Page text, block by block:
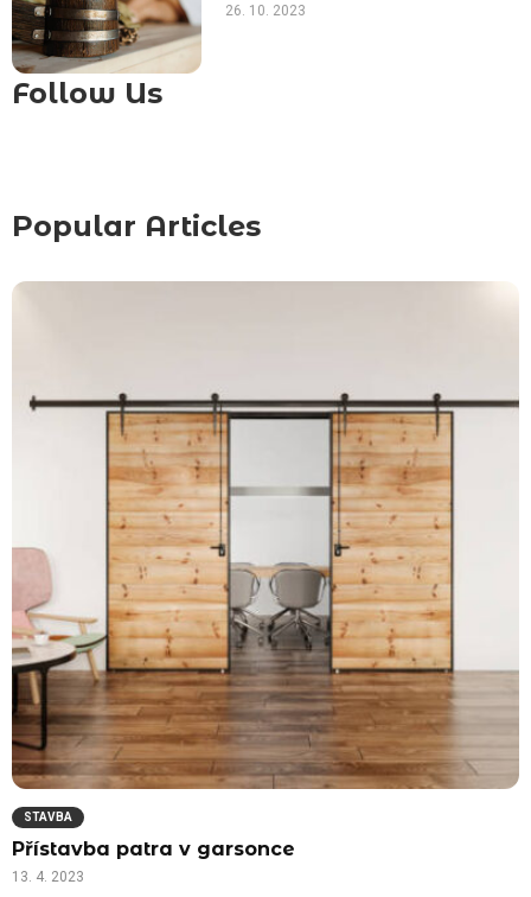
26. 10. 2023
Follow Us
Popular Articles
STAVBA
Přístavba patra v garsonce
13. 4. 2023